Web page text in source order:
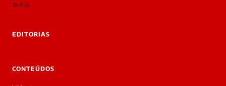
Bom
dia!
RSS
EDITORIAS
CONTEÚDOS